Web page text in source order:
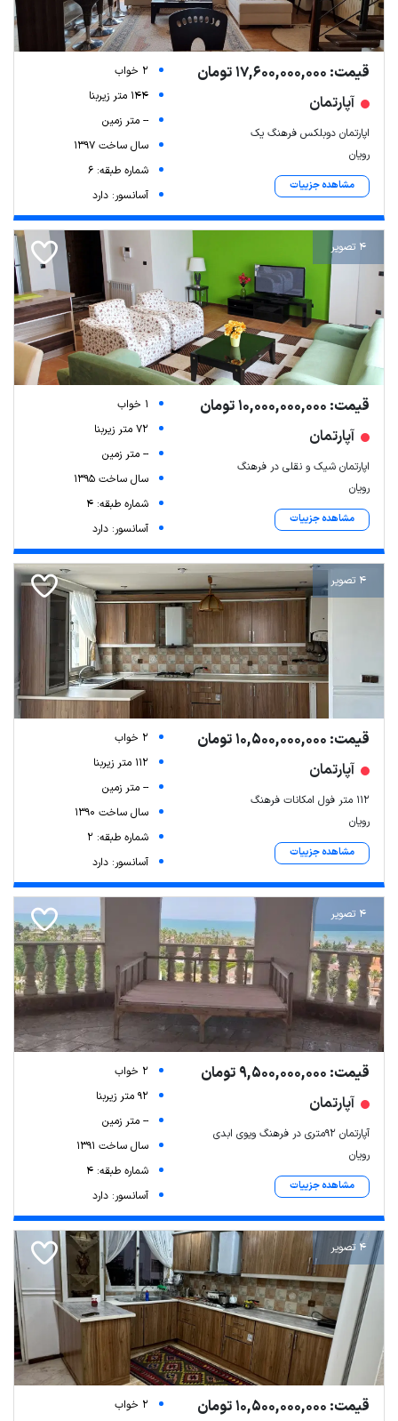
قیمت: 17,600,000,000 تومان
آپارتمان
اپارتمان دوبلکس فرهنگ یک
رویان
مشاهده جزییات
2 خواب
144 متر زیربنا
-- متر زمین
سال ساخت 1397
شماره طبقه: 6
آسانسور: دارد
4 تصویر
قیمت: 10,000,000,000 تومان
آپارتمان
اپارتمان شیک و نقلی در فرهنگ
رویان
مشاهده جزییات
1 خواب
72 متر زیربنا
-- متر زمین
سال ساخت 1395
شماره طبقه: 4
آسانسور: دارد
4 تصویر
قیمت: 10,500,000,000 تومان
آپارتمان
۱۱۲ متر فول امکانات فرهنگ
رویان
مشاهده جزییات
2 خواب
112 متر زیربنا
-- متر زمین
سال ساخت 1390
شماره طبقه: 2
آسانسور: دارد
4 تصویر
قیمت: 9,500,000,000 تومان
آپارتمان
آپارتمان ۹۲متری در فرهنگ ویوی ابدی
رویان
مشاهده جزییات
2 خواب
92 متر زیربنا
-- متر زمین
سال ساخت 1391
شماره طبقه: 4
آسانسور: دارد
4 تصویر
قیمت: 10,500,000,000 تومان
2 خواب